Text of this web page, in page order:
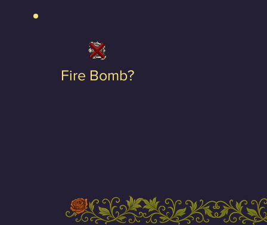
Fire Bomb?